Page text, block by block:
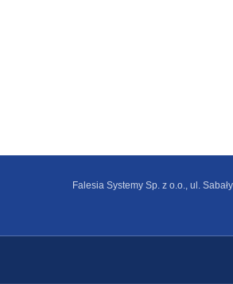
Falesia Systemy Sp. z o.o., ul.